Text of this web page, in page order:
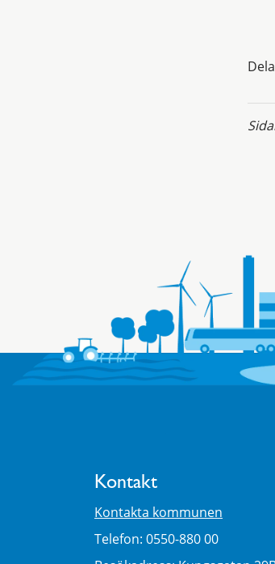
Kontakt
Kontakta kommunen
Telefon: 0550-880 00